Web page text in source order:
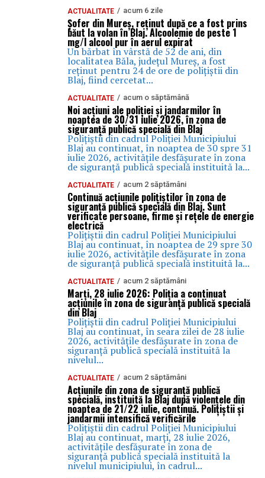
ACTUALITATE acum 6 zile
Șofer din Mureș, reținut după ce a fost prins
băut la volan în Blaj. Alcoolemie de peste 1
mg/l alcool pur în aerul expirat
Un bărbat în vârstă de 52 de ani, din
localitatea Băla, județul Mureș, a fost
reținut pentru 24 de ore de polițiștii din
Blaj, fiind cercetat...
ACTUALITATE acum o săptămână
Noi acțiuni ale poliției și jandarmilor în
noaptea de 30/31 iulie 2026, în zona de
siguranță publică specială din Blaj
Polițiștii din cadrul Poliției Municipiului
Blaj au continuat, în noaptea de 30 spre 31
iulie 2026, activitățile desfășurate în zona
de siguranță publică specială instituită la...
ACTUALITATE acum 2 săptămâni
Continuă acțiunile polițiștilor în zona de
siguranță publică specială din Blaj. Sunt
verificate persoane, firme și rețele de energie
electrică
Polițiștii din cadrul Poliției Municipiului
Blaj au continuat, în noaptea de 29 spre 30
iulie 2026, activitățile desfășurate în zona
de siguranță publică specială instituită la...
ACTUALITATE acum 2 săptămâni
Marți, 28 iulie 2026: Poliția a continuat
acțiunile în zona de siguranță publică specială
din Blaj
Polițiștii din cadrul Poliției Municipiului
Blaj au continuat, în seara zilei de 28 iulie
2026, activitățile desfășurate în zona de
siguranță publică specială instituită la
nivelul...
ACTUALITATE acum 2 săptămâni
Acțiunile din zona de siguranță publică
specială, instituită la Blaj după violențele din
noaptea de 21/22 iulie, continuă. Polițiștii și
jandarmii intensifică verificările
Polițiștii din cadrul Poliției Municipiului
Blaj au continuat, marți, 28 iulie 2026,
activitățile desfășurate în zona de
siguranță publică specială instituită la
nivelul municipiului, în cadrul...